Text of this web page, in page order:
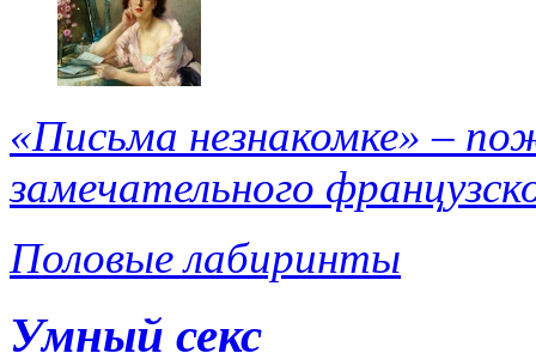
«Письма незнакомке» –
замечательного
Половые лабиринты
Умный секс